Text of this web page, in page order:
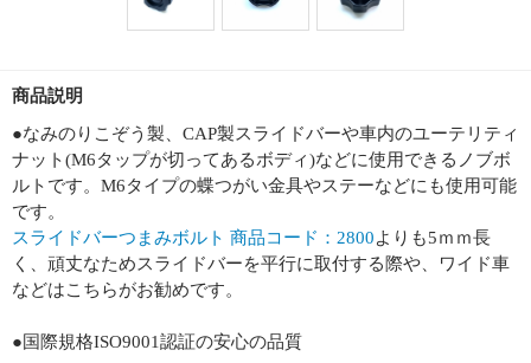
商品説明
●なみのりこぞう製、CAP製スライドバーや車内のユーテリティ
ナット(M6タップが切ってあるボディ)などに使用できるノブボ
ルトです。M6タイプの蝶つがい金具やステーなどにも使用可能
です。
スライドバーつまみボルト 商品コード：2800よりも5ｍｍ長
く、頑丈なためスライドバーを平行に取付する際や、ワイド車
などはこちらがお勧めです。
●国際規格ISO9001認証の安心の品質